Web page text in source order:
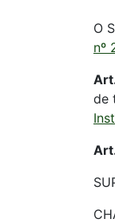
O
nº
de